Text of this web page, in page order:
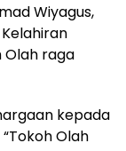
Wiyagus,
Kelahiran
Olah raga
kepada
Olah